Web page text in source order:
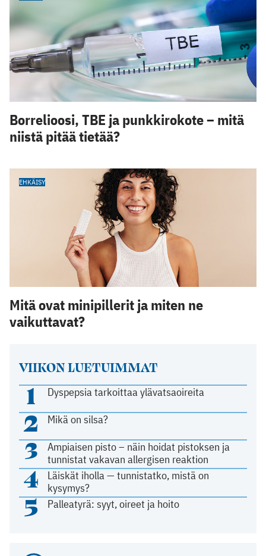
VIIKON LUETUIMMAT
1 Dyspepsia tarkoittaa ylävatsaoireita
2 Mikä on silsa?
3
Ampiaisen pisto – näin hoidat pistoksen ja
tunnistat vakavan allergisen reaktion
4
Läiskät iholla — tunnistatko, mistä on
kysymys?
5 Palleatyrä: syyt, oireet ja hoito
Borrelioosi, TBE ja punkkirokote – mitä
niistä pitää tietää?
EHKÄISY
Mitä ovat minipillerit ja miten ne
vaikuttavat?